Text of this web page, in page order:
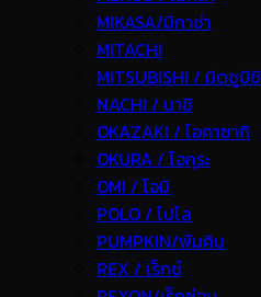
MIKASA/มิกาซ่า
MITACHI
MITSUBISHI / มิตซูบิชิ
NACHI / นาชิ
OKAZAKI / โอคาซากิ
OKURA / โอกุระ
OMI / โอมิ
POLO / โปโล
PUMPKIN/พัมคิน
REX / เร็กช์